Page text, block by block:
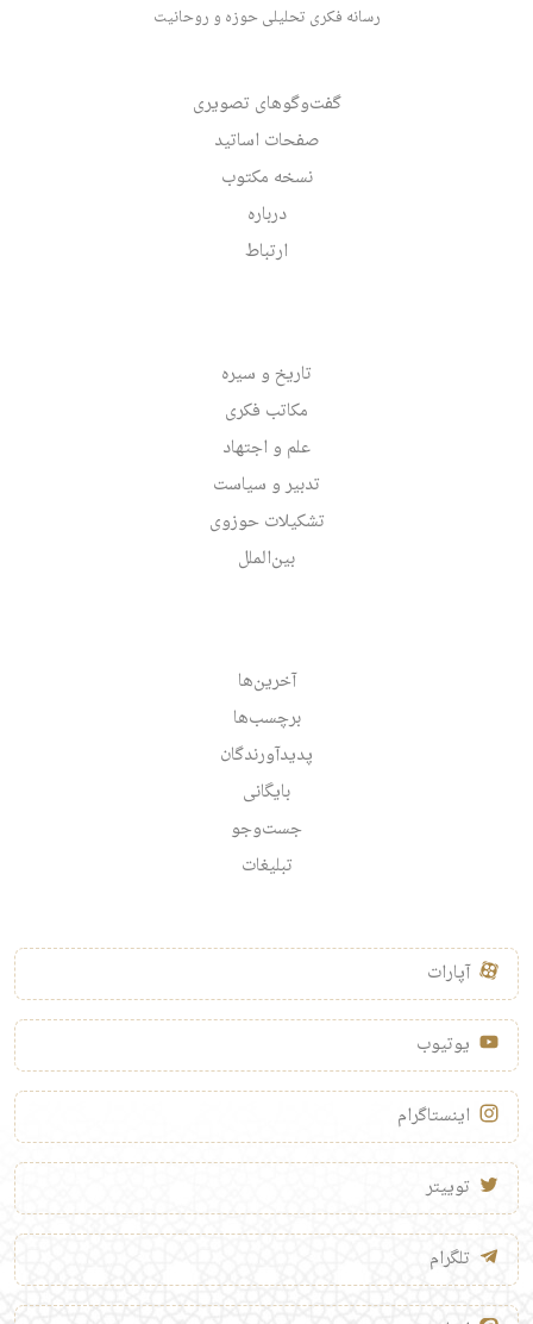
رسانه فکری تحلیلی حوزه و روحانیت
گفت‌وگوهای تصویری
صفحات اساتید
نسخه مکتوب
درباره
ارتباط
تاریخ و سیره
مکاتب فکری
علم و اجتهاد
تدبیر و سیاست
تشکیلات حوزوی
بین‌الملل
آخرین‌ها
برچسب‌ها
پدیدآورندگان
بایگانی
جست‌وجو
تبلیغات
آپارات
یوتیوب
اینستاگرام
توییتر
تلگرام